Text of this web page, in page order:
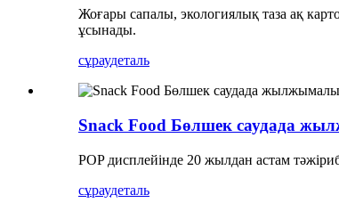
Жоғары сапалы, экологиялық таза ақ
ұсынады.
сұраудеталь
Snack Food Бөлшек саудада
POP дисплейінде 20 жылдан астам
сұраудеталь